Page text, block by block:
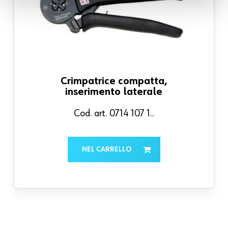
Crimpatrice compatta,
inserimento laterale
Cod. art. 0714 107 1..
NEL CARRELLO